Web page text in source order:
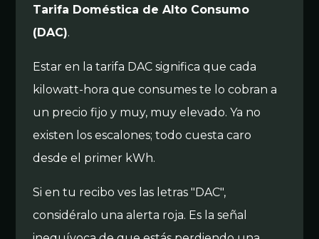
Tarifa Doméstica de Alto Consumo
(DAC).
Estar en la tarifa DAC significa que cada
kilowatt-hora que consumes te lo cobran a
un precio fijo y muy, muy elevado. Ya no
existen los escalones; todo cuesta caro
desde el primer kWh.
Si en tu recibo ves las letras "DAC",
considéralo una alerta roja. Es la señal